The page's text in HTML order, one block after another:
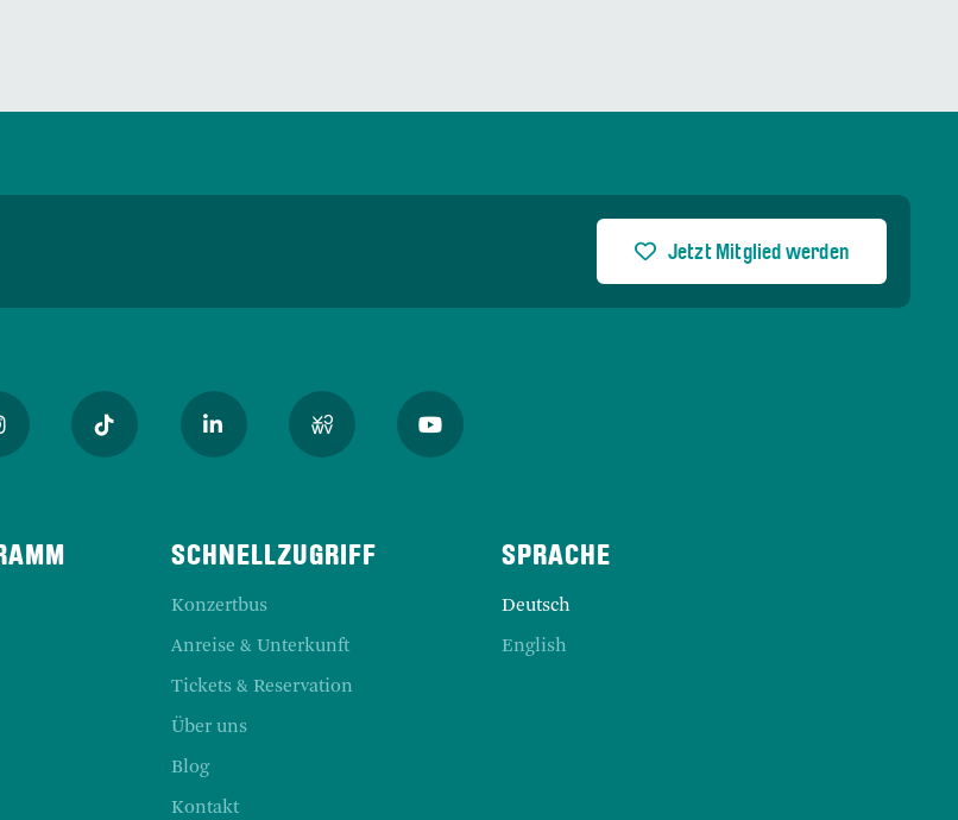
Jetzt Mitglied werden
SCHNELLZUGRIFF
Konzertbus
Anreise & Unterkunft
Tickets & Reservation
Über uns
Blog
Kontakt
Deutsch
English